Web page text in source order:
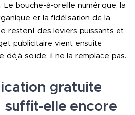
Le bouche-à-oreille numérique, la
et la fidélisation de la
restent des leviers puissants et
publicitaire vient ensuite
déjà solide, il ne la remplace pas.
gratuite
suffit-elle encore